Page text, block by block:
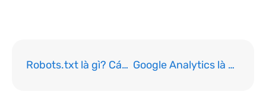
Robots.txt là gì? Cách tạo file robots.txt chuẩn và các lưu ý cần biết Google Analytics là gì? Cách cài đặt và sử dụng GA4 dễ hiểu nhất